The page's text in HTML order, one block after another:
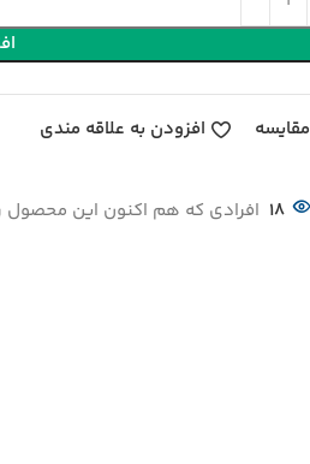
مقایسه افزودن به علاقه مندی
18 افرادی که هم اکنون این محصول